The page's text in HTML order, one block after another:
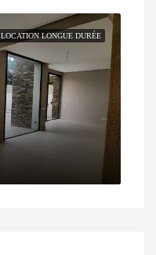
LOCATION LONGUE DURÉE